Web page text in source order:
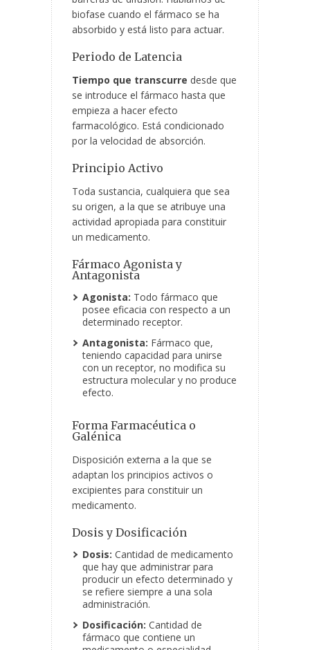
biofase cuando el fármaco se ha
absorbido y está listo para actuar.
Periodo de Latencia
Tiempo que transcurre desde que
se introduce el fármaco hasta que
empieza a hacer efecto
farmacológico. Está condicionado
por la velocidad de absorción.
Principio Activo
Toda sustancia, cualquiera que sea
su origen, a la que se atribuye una
actividad apropiada para constituir
un medicamento.
Fármaco Agonista y
Antagonista
Agonista: Todo fármaco que
posee eficacia con respecto a un
determinado receptor.
Antagonista: Fármaco que,
teniendo capacidad para unirse
con un receptor, no modifica su
estructura molecular y no produce
efecto.
Forma Farmacéutica o
Galénica
Disposición externa a la que se
adaptan los principios activos o
excipientes para constituir un
medicamento.
Dosis y Dosificación
Dosis: Cantidad de medicamento
que hay que administrar para
producir un efecto determinado y
se refiere siempre a una sola
administración.
Dosificación: Cantidad de
fármaco que contiene un